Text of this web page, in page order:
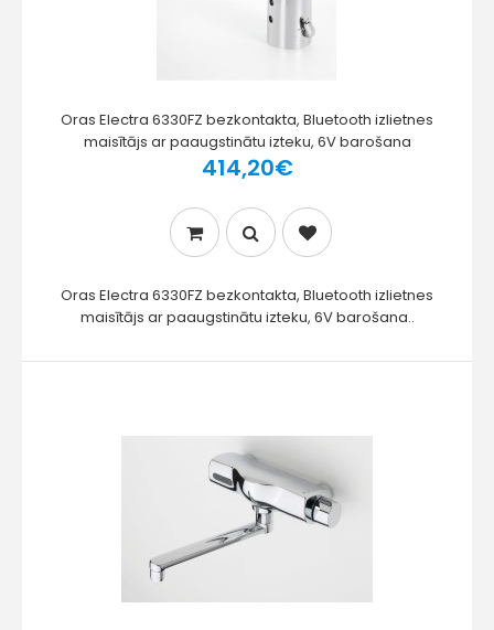
Oras Electra 6330FZ bezkontakta, Bluetooth izlietnes
maisītājs ar paaugstinātu izteku, 6V barošana
414,20€
Oras Electra 6330FZ bezkontakta, Bluetooth izlietnes
maisītājs ar paaugstinātu izteku, 6V barošana..